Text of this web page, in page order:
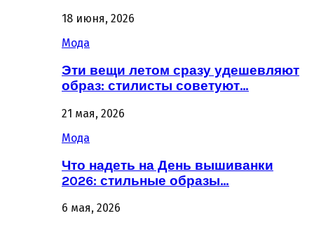
18 июня, 2026
Мода
Эти вещи летом сразу удешевляют
образ: стилисты советуют…
21 мая, 2026
Мода
Что надеть на День вышиванки
2026: стильные образы…
6 мая, 2026